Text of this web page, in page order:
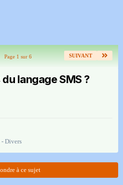
SUIVANT
Page 1 sur 6
langage SMS ?
Divers
à ce sujet